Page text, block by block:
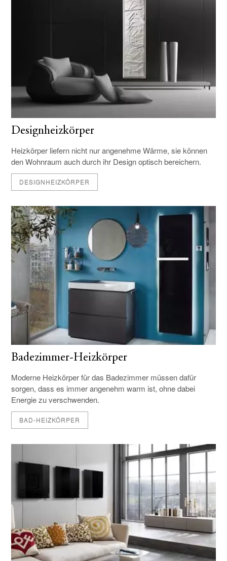
Designheizkörper
Heizkörper liefern nicht nur angenehme Wärme, sie können
den Wohnraum auch durch ihr Design optisch bereichern.
DESIGNHEIZKÖRPER
Badezimmer-Heizkörper
Moderne Heizkörper für das Badezimmer müssen dafür
sorgen, dass es immer angenehm warm ist, ohne dabei
Energie zu verschwenden.
BAD-HEIZKÖRPER